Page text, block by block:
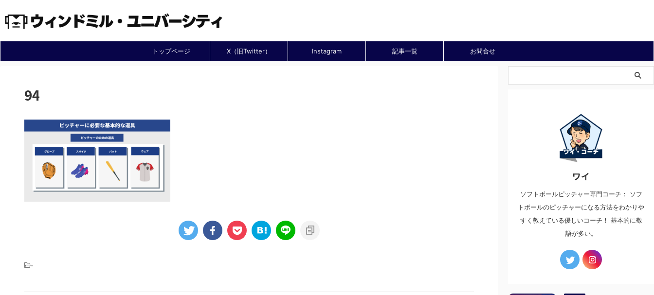
トップページ X（旧Twitter） Instagram 記事一覧 お問合せ
94
-
ワイ
ソフトボールピッチャー専門コーチ： ソフ
トボールのピッチャーになる方法をわかりや
すく教えている優しいコーチ！ 基本的に敬
語が多い。